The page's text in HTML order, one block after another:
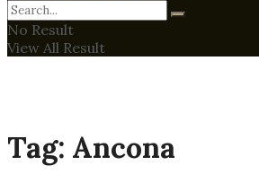
No Result
View All Result
Tag: Ancona